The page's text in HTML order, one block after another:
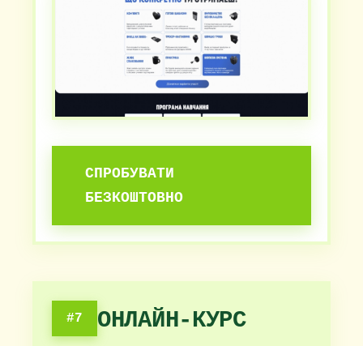
СПРОБУВАТИ
БЕЗКОШТОВНО
#7
ОНЛАЙН-КУРС